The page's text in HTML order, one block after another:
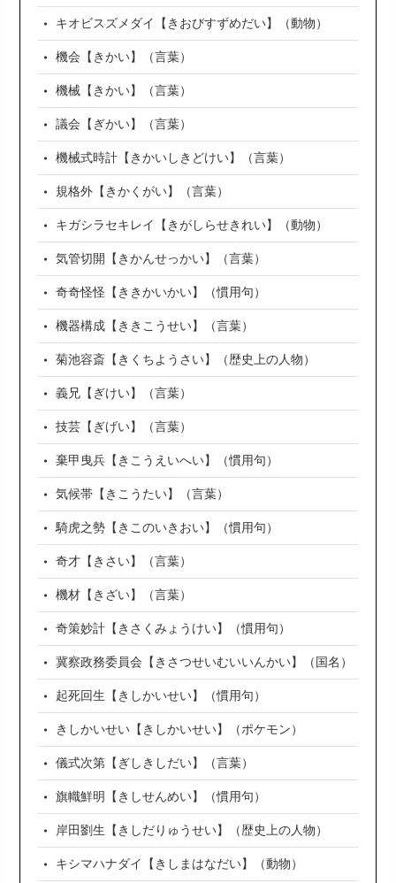
キオビスズメダイ【きおびすずめだい】（動物）
機会【きかい】（言葉）
機械【きかい】（言葉）
議会【ぎかい】（言葉）
機械式時計【きかいしきどけい】（言葉）
規格外【きかくがい】（言葉）
キガシラセキレイ【きがしらせきれい】（動物）
気管切開【きかんせっかい】（言葉）
奇奇怪怪【ききかいかい】（慣用句）
機器構成【ききこうせい】（言葉）
菊池容斎【きくちようさい】（歴史上の人物）
義兄【ぎけい】（言葉）
技芸【ぎげい】（言葉）
棄甲曳兵【きこうえいへい】（慣用句）
気候帯【きこうたい】（言葉）
騎虎之勢【きこのいきおい】（慣用句）
奇才【きさい】（言葉）
機材【きざい】（言葉）
奇策妙計【きさくみょうけい】（慣用句）
冀察政務委員会【きさつせいむいいんかい】（国名）
起死回生【きしかいせい】（慣用句）
きしかいせい【きしかいせい】（ポケモン）
儀式次第【ぎしきしだい】（言葉）
旗幟鮮明【きしせんめい】（慣用句）
岸田劉生【きしだりゅうせい】（歴史上の人物）
キシマハナダイ【きしまはなだい】（動物）